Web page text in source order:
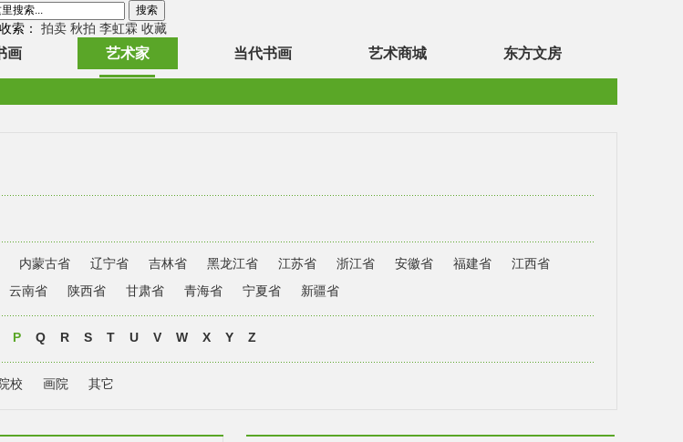
索： 拍卖 秋拍 李虹霖 收藏
画 艺术家 当代书画 艺术商城 东方文房
内蒙古省 辽宁省 吉林省 黑龙江省 江苏省 浙江省 安徽省 福建省
江西省
云南省 陕西省 甘肃省 青海省 宁夏省 新疆省
P Q R S T U V W X Y Z
校 画院 其它